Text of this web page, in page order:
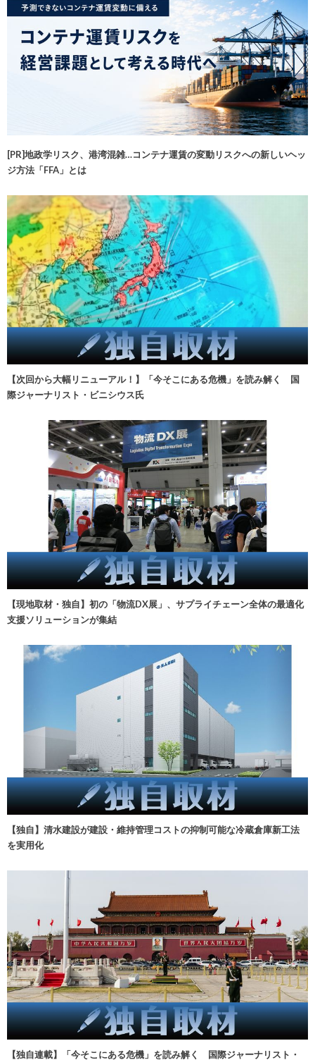
[PR]地政学リスク、港湾混雑…コンテナ運賃の変動リスクへの新しいヘッ
ジ方法「FFA」とは
【次回から大幅リニューアル！】「今そこにある危機」を読み解く 国
際ジャーナリスト・ビニシウス氏
【現地取材・独自】初の「物流DX展」、サプライチェーン全体の最適化
支援ソリューションが集結
【独自】清水建設が建設・維持管理コストの抑制可能な冷蔵倉庫新工法
を実用化
【独自連載】「今そこにある危機」を読み解く 国際ジャーナリスト・